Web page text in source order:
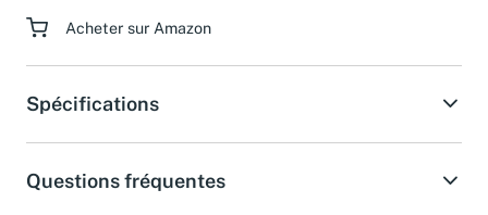
Acheter sur Amazon
Spécifications
Questions fréquentes